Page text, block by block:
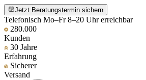
Jetzt Beratungstermin sichern
Telefonisch Mo–Fr 8–20 Uhr erreichbar
280.000
Kunden
30 Jahre
Erfahrung
Sicherer
Versand